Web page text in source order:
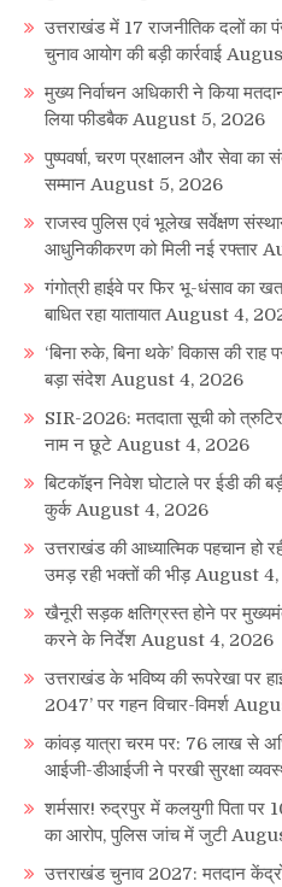
उत्तराखंड में 17 राजनीतिक दलों का
चुनाव आयोग की बड़ी कार्रवाई
मुख्य निर्वाचन अधिकारी ने किया
लिया फीडबैक August 5, 2026
पुष्पवर्षा, चरण प्रक्षालन और सेवा का
सम्मान August 5, 2026
राजस्व पुलिस एवं भूलेख सर्वेक्षण
आधुनिकीकरण को मिली नई रफ्तार
गंगोत्री हाईवे पर फिर भू-धंसाव का
बाधित रहा यातायात August 4,
‘बिना रुके, बिना थके’ विकास की राह
बड़ा संदेश August 4, 2026
SIR-2026: मतदाता सूची को
नाम न छूटे August 4, 2026
बिटकॉइन निवेश घोटाले पर ईडी की
कुर्क August 4, 2026
उत्तराखंड की आध्यात्मिक पहचान हो
उमड़ रही भक्तों की भीड़ August
खैनूरी सड़क क्षतिग्रस्त होने पर
करने के निर्देश August 4, 2026
उत्तराखंड के भविष्य की रूपरेखा पर
2047’ पर गहन विचार-विमर्श
कांवड़ यात्रा चरम पर: 76 लाख से
आईजी-डीआईजी ने परखी सुरक्षा
शर्मसार! रुद्रपुर में कलयुगी पिता पर
का आरोप, पुलिस जांच में जुटी
उत्तराखंड चुनाव 2027: मतदान केंद्रों